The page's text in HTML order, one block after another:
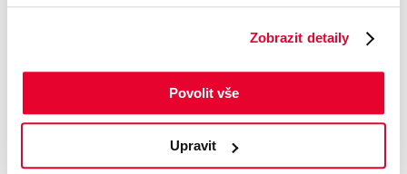
Zobrazit detaily
Povolit vše
Upravit
Prověření vozu od Cebia
Kontrola najetých km
Kontrola financování